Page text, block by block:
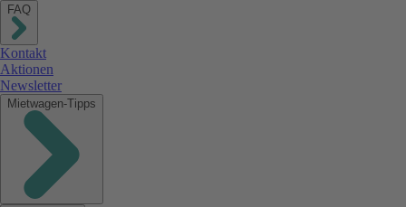
FAQ
Kontakt
Aktionen
Newsletter
Mietwagen-Tipps